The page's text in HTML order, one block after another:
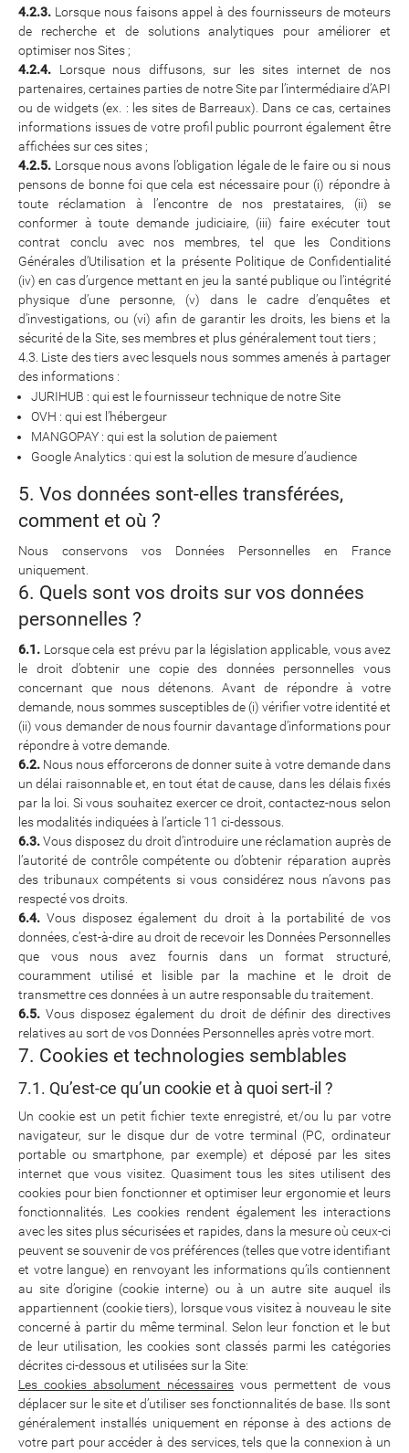
4.2.3. Lorsque nous faisons appel à des fournisseurs de moteurs
de recherche et de solutions analytiques pour améliorer et
optimiser nos Sites ;
4.2.4. Lorsque nous diffusons, sur les sites internet de nos
partenaires, certaines parties de notre Site par l’intermédiaire d’API
ou de widgets (ex. : les sites de Barreaux). Dans ce cas, certaines
informations issues de votre profil public pourront également être
affichées sur ces sites ;
4.2.5. Lorsque nous avons l’obligation légale de le faire ou si nous
pensons de bonne foi que cela est nécessaire pour (i) répondre à
toute réclamation à l’encontre de nos prestataires, (ii) se
conformer à toute demande judiciaire, (iii) faire exécuter tout
contrat conclu avec nos membres, tel que les Conditions
Générales d’Utilisation et la présente Politique de Confidentialité
(iv) en cas d’urgence mettant en jeu la santé publique ou l’intégrité
physique d’une personne, (v) dans le cadre d’enquêtes et
d’investigations, ou (vi) afin de garantir les droits, les biens et la
sécurité de la Site, ses membres et plus généralement tout tiers ;
4.3. Liste des tiers avec lesquels nous sommes amenés à partager
des informations :
JURIHUB : qui est le fournisseur technique de notre Site
OVH : qui est l’hébergeur
MANGOPAY : qui est la solution de paiement
Google Analytics : qui est la solution de mesure d’audience
5. Vos données sont-elles transférées,
comment et où ?
Nous conservons vos Données Personnelles en France
uniquement.
6. Quels sont vos droits sur vos données
personnelles ?
6.1. Lorsque cela est prévu par la législation applicable, vous avez
le droit d’obtenir une copie des données personnelles vous
concernant que nous détenons. Avant de répondre à votre
demande, nous sommes susceptibles de (i) vérifier votre identité et
(ii) vous demander de nous fournir davantage d’informations pour
répondre à votre demande.
6.2. Nous nous efforcerons de donner suite à votre demande dans
un délai raisonnable et, en tout état de cause, dans les délais fixés
par la loi. Si vous souhaitez exercer ce droit, contactez-nous selon
les modalités indiquées à l’article 11 ci-dessous.
6.3.Vous disposez du droit d’introduire une réclamation auprès de
l’autorité de contrôle compétente ou d’obtenir réparation auprès
des tribunaux compétents si vous considérez nous n’avons pas
respecté vos droits.
6.4. Vous disposez également du droit à la portabilité de vos
données, c’est-à-dire au droit de recevoir les Données Personnelles
que vous nous avez fournis dans un format structuré,
couramment utilisé et lisible par la machine et le droit de
transmettre ces données à un autre responsable du traitement.
6.5. Vous disposez également du droit de définir des directives
relatives au sort de vos Données Personnelles après votre mort.
7. Cookies et technologies semblables
7.1. Qu’est-ce qu’un cookie et à quoi sert-il ?
Un cookie est un petit fichier texte enregistré, et/ou lu par votre
navigateur, sur le disque dur de votre terminal (PC, ordinateur
portable ou smartphone, par exemple) et déposé par les sites
internet que vous visitez. Quasiment tous les sites utilisent des
cookies pour bien fonctionner et optimiser leur ergonomie et leurs
fonctionnalités. Les cookies rendent également les interactions
avec les sites plus sécurisées et rapides, dans la mesure où ceux-ci
peuvent se souvenir de vos préférences (telles que votre identifiant
et votre langue) en renvoyant les informations qu’ils contiennent
au site d’origine (cookie interne) ou à un autre site auquel ils
appartiennent (cookie tiers), lorsque vous visitez à nouveau le site
concerné à partir du même terminal. Selon leur fonction et le but
de leur utilisation, les cookies sont classés parmi les catégories
décrites ci-dessous et utilisées sur la Site:
Les cookies absolument nécessaires vous permettent de vous
déplacer sur le site et d’utiliser ses fonctionnalités de base. Ils sont
généralement installés uniquement en réponse à des actions de
votre part pour accéder à des services, tels que la connexion à un